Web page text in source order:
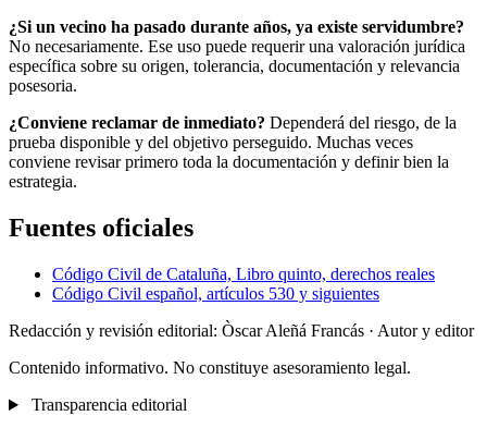
¿Si un vecino ha pasado durante años, ya existe servidumbre?
No necesariamente. Ese uso puede requerir una valoración jurídica
específica sobre su origen, tolerancia, documentación y relevancia
posesoria.
¿Conviene reclamar de inmediato? Dependerá del riesgo, de la
prueba disponible y del objetivo perseguido. Muchas veces
conviene revisar primero toda la documentación y definir bien la
estrategia.
Fuentes oficiales
Código Civil de Cataluña, Libro quinto, derechos reales
Código Civil español, artículos 530 y siguientes
Redacción y revisión editorial: Òscar Aleñá Francás · Autor y editor
Contenido informativo. No constituye asesoramiento legal.
Transparencia editorial